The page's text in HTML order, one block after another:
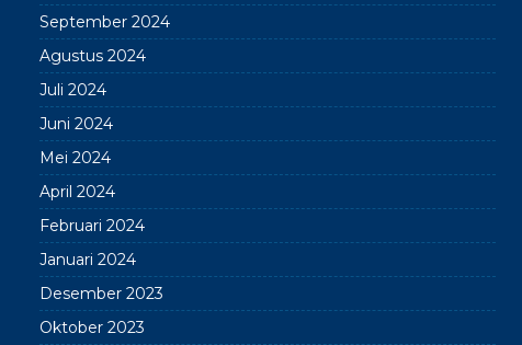
September 2024
Agustus 2024
Juli 2024
Juni 2024
Mei 2024
April 2024
Februari 2024
Januari 2024
Desember 2023
Oktober 2023